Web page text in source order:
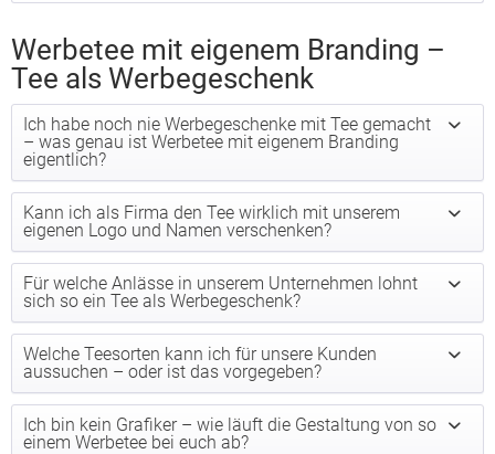
Werbetee mit eigenem Branding –
Tee als Werbegeschenk
Ich habe noch nie Werbegeschenke mit Tee gemacht
– was genau ist Werbetee mit eigenem Branding
eigentlich?
Kann ich als Firma den Tee wirklich mit unserem
eigenen Logo und Namen verschenken?
Für welche Anlässe in unserem Unternehmen lohnt
sich so ein Tee als Werbegeschenk?
Welche Teesorten kann ich für unsere Kunden
aussuchen – oder ist das vorgegeben?
Ich bin kein Grafiker – wie läuft die Gestaltung von so
einem Werbetee bei euch ab?